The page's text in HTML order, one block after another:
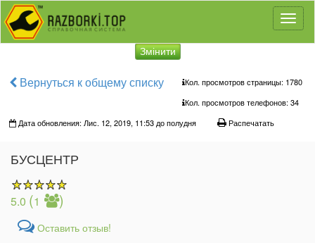
Змінити
Вернуться к общему списку
Кол. просмотров страницы: 1780
Кол. просмотров телефонов: 34
Дата обновления: Лис. 12, 2019, 11:53 до полудня
Распечатать
БУСЦЕНТР
5.0 (1 )
Оставить отзыв!